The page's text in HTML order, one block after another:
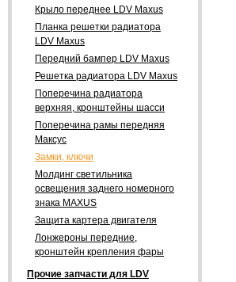
Крыло переднее LDV Maxus
Планка решетки радиатора
LDV Maxus
Передний бампер LDV Maxus
Решетка радиатора LDV Maxus
Поперечина радиатора
верхняя, кронштейны шасси
Поперечина рамы передняя
Максус
Замки, ключи
Молдинг светильника
освещения заднего номерного
знака MAXUS
Защита картера двигателя
Лонжероны передние,
кронштейн крепления фары
Прочие запчасти для LDV